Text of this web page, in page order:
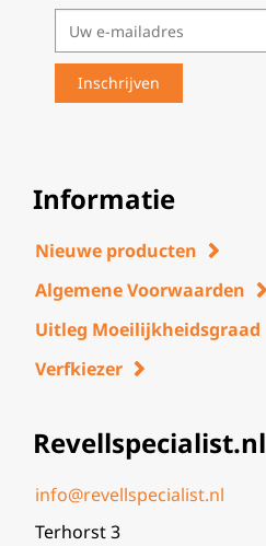
Informatie
Nieuwe producten
Algemene Voorwaarden
Uitleg Moeilijkheidsgraad
Verfkiezer
Revellspecialist.nl
info@revellspecialist.nl
Terhorst 3